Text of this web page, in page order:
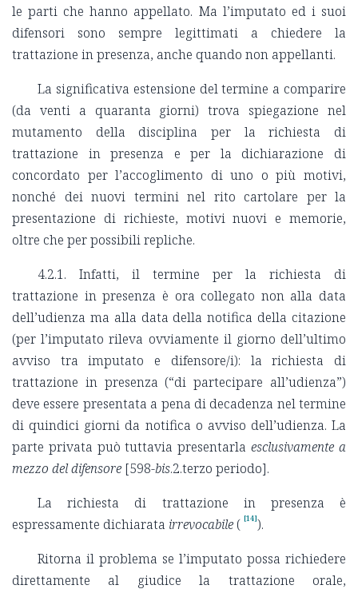
le parti che hanno appellato. Ma l’imputato ed i suoi
difensori sono sempre legittimati a chiedere la
trattazione in presenza, anche quando non appellanti.
La significativa estensione del termine a comparire
(da venti a quaranta giorni) trova spiegazione nel
mutamento della disciplina per la richiesta di
trattazione in presenza e per la dichiarazione di
concordato per l’accoglimento di uno o più motivi,
nonché dei nuovi termini nel rito cartolare per la
presentazione di richieste, motivi nuovi e memorie,
oltre che per possibili repliche.
4.2.1. Infatti, il termine per la richiesta di
trattazione in presenza è ora collegato non alla data
dell’udienza ma alla data della notifica della citazione
(per l’imputato rileva ovviamente il giorno dell’ultimo
avviso tra imputato e difensore/i): la richiesta di
trattazione in presenza (“di partecipare all’udienza”)
deve essere presentata a pena di decadenza nel termine
di quindici giorni da notifica o avviso dell’udienza. La
parte privata può tuttavia presentarlaesclusivamente a
mezzo del difensore [598-bis.2.terzo periodo].
La richiesta di trattazione in presenza è
espressamente dichiarata irrevocabile ( [14]).
Ritorna il problema se l’imputato possa richiedere
direttamente al giudice la trattazione orale,